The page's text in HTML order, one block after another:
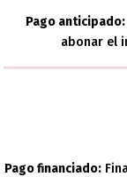
Pago anticipado:
abonar el
Pago financiado: